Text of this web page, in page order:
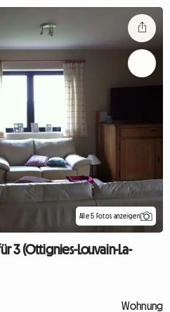
Alle 5 Fotos anzeigen
3 (Ottignies-Louvain-La-
Wohnung